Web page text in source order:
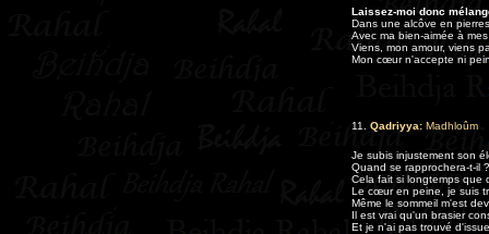
Laissez-moi donc
Dans une alcôve en
Avec ma bien-aimée à
Viens, mon amour, viens
Mon cœur n'accepte ni
11. Qadriyya: Madhloûm
Je subis injustement son
Quand se rapprochera-t-il ?
Cela fait si longtemps que
Le cœur en peine, je suis
Même le sommeil m'est
Il est vrai qu'un brasier
Et je n'ai pas trouvé